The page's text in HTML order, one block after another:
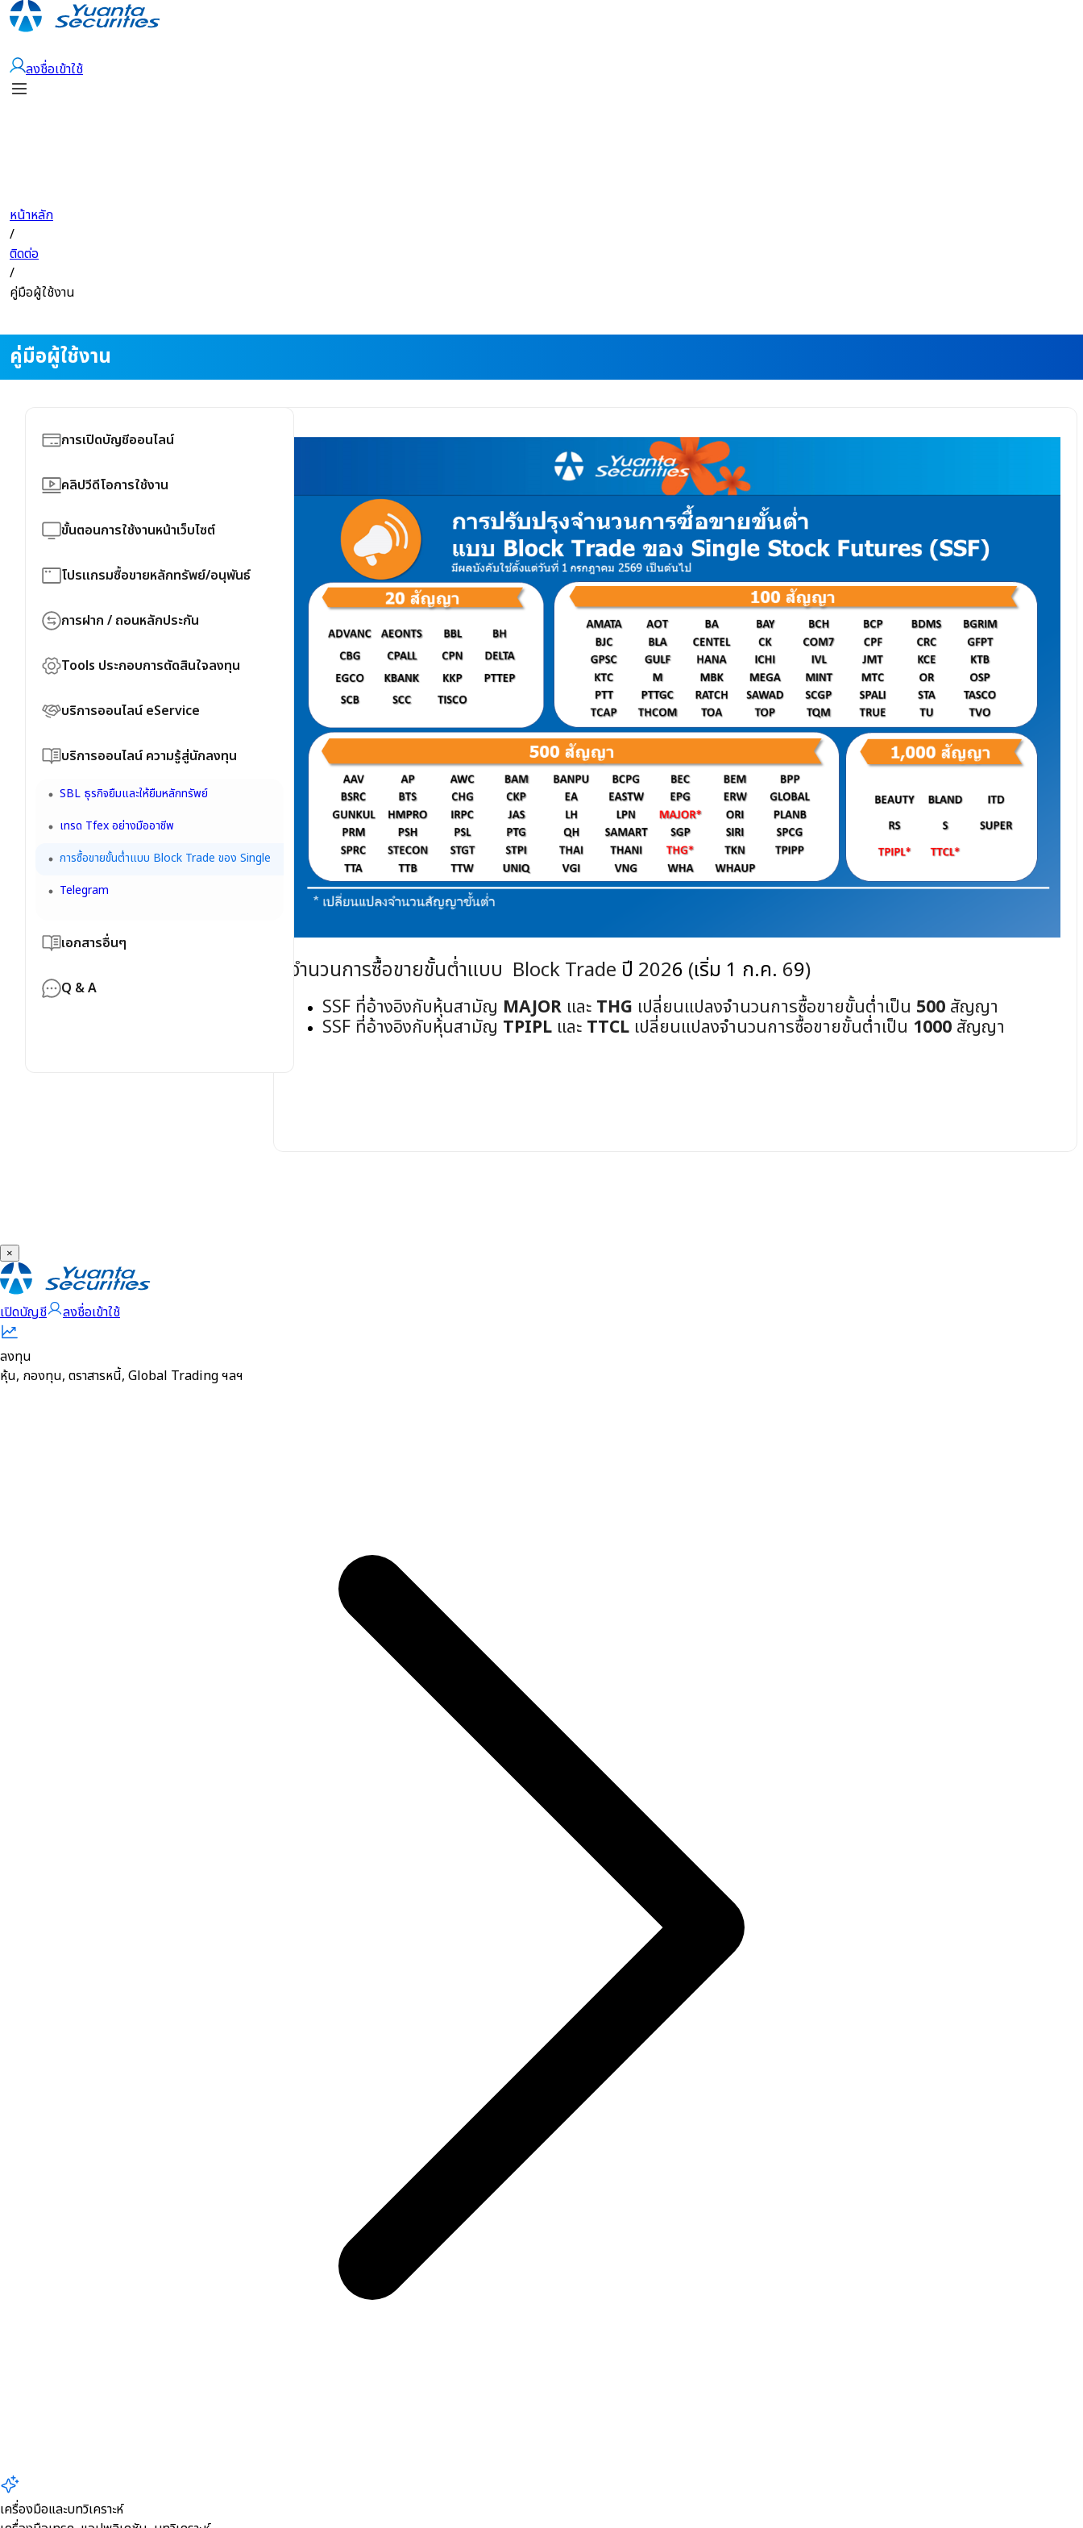
ลงชื่อเข้าใช้
หน้าหลัก
/
ติดต่อ
/
คู่มือผู้ใช้งาน
คู่มือผู้ใช้งาน
การเปิดบัญชีออนไลน์
อัตราค่านายหน้าซื้อขายหลักทรัพย์/อนุพันธ์
(New)
FAQ : Yuanta New E-Open Account
ขั้นตอนการขอหน้าสมุดบัญชีธนาคารออนไลน์
คลิปวีดีโอการใช้งาน
คลิปวีดีโอการใช้งาน Trading
คลิปวีดีโอการใช้งาน Information
คลิปวีดีโอการใช้งาน บริการ YUANTA อื่นๆ
ขั้นตอนการใช้งานหน้าเว็บไซต์
หน้าแรก
มือใหม่ เริ่มต้นลงทุนหุ้นออนไลน์
โปรแกรมซื้อขายหลักทรัพย์/อนุพันธ์
YUANTA Radars
Auto Trade
Settrade API
Trademan
eFin Mobile
Bar Trade & Trade Line
ตราสารแสดงสิทธิในหลักทรัพย์ต่างประเทศ (DR)
DCA Order, Settrade Conditional Order,
TFEX Conditional Order
Settrade TFEX : Option Wizard
การฝาก / ถอนหลักประกัน
การฝากเงินผ่านระบบ E-Payment
จัดการค่าขายล่วงหน้า
การโอนเงินหรือชำระเงินเพื่อทำธุรกรรมกับบริษัท
ถอนเงินด่วน
การฝากเงินผ่านระบบบัญชีอัตโนมัติ ATS
การฝากเงินผ่านระบบ Bill Payment
Banking
ATS
Tools ประกอบการตัดสินใจลงทุน
บทวิเคราะห์
SET SMART
Aspen
DW Rating
Consolidated Statement
บริการออนไลน์ eService
โอนหุ้นไปบัญชีอื่น
การทำ Self-Declare CRS
บริการออนไลน์ ความรู้สู่นักลงทุน
SBL ธุรกิจยืมและให้ยืมหลักทรัพย์
เทรด Tfex อย่างมืออาชีพ
การซื้อขายขั้นต่ำแบบ Block Trade ของ Single
Telegram
เอกสารอื่นๆ
เอกสารทะเบียนหุ้นและชำระราคา
Q & A
NDID
Online Guide ออนไลน์ไกด์
บริการแจ้งเตือน
จำนวนการซื้อขายขั้นต่ำแบบ Block Trade ปี 2026 (เริ่ม 1 ก.ค. 69)
SSF ที่อ้างอิงกับหุ้นสามัญ MAJOR และ THG เปลี่ยนแปลงจนวนการซื้อขายขั้นตเป็น 500 สัญญา
SSF ที่อ้างอิงกับหุ้นสามัญ TPIPL และ TTCL เปลี่ยนแปลงจนวนการซื้อขายขั้นตเป็น 1000 สัญญา
×
เปิดบัญชี ลงชื่อเข้าใช้
ลงทุน
หุ้น, กองทุน, ตราสารหนี้, Global Trading ฯลฯ
เครื่องมือและบทวิเคราะห์